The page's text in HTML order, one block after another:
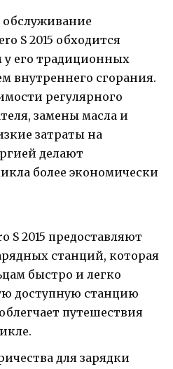
S 2015 обходится
у его традиционных
внутреннего сгорания.
регулярного
замены масла и
затраты на
делают
более экономически
S 2015 предоставляют
станций, которая
быстро и легко
доступную станцию
путешествия
для зарядки